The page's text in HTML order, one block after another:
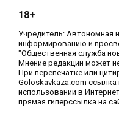
18+
Учредитель: Автономная
информированию и
"Общественная служба
Мнение редакции может
При перепечатке или
Goloskavkaza.com ссылка
использовании в
прямая гиперссылка на